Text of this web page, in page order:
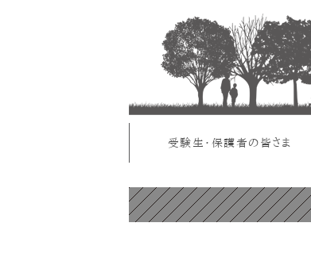
受験生・保護者の皆さま